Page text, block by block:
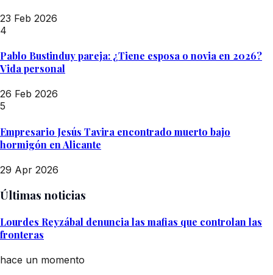
23 Feb 2026
4
Pablo Bustinduy pareja: ¿Tiene esposa o novia en 2026?
Vida personal
26 Feb 2026
5
Empresario Jesús Tavira encontrado muerto bajo
hormigón en Alicante
29 Apr 2026
Últimas noticias
Lourdes Reyzábal denuncia las mafias que controlan las
fronteras
hace un momento